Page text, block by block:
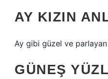
AY KIZIN
Ay gibi güzel ve parlayan
GÜNEŞ